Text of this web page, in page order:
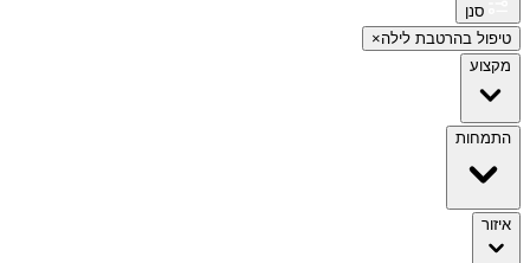
סנן
טיפול בהרטבת לילה×
מקצוע
התמחות
איזור